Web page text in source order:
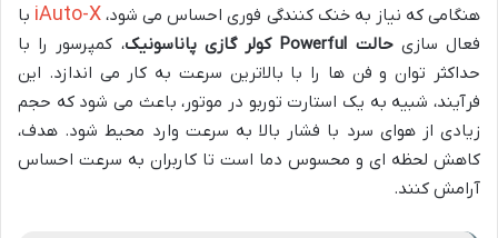
هنگامی که نیاز به خنک کنندگی فوری احساس می شود، iAuto-X با
فعال سازیحالت Powerful کولر گازی پاناسونیک
، کمپرسور را با
حداکثر توان و فن ها را با بالاترین سرعت به کار می اندازد. این
فرآیند، شبیه به یک استارت توربو در موتور، باعث می شود که حجم
زیادی از هوای سرد با فشار بالا به سرعت وارد محیط شود. هدف،
کاهش لحظه ای و محسوس دما است تا کاربران به سرعت احساس
آرامش کنند.